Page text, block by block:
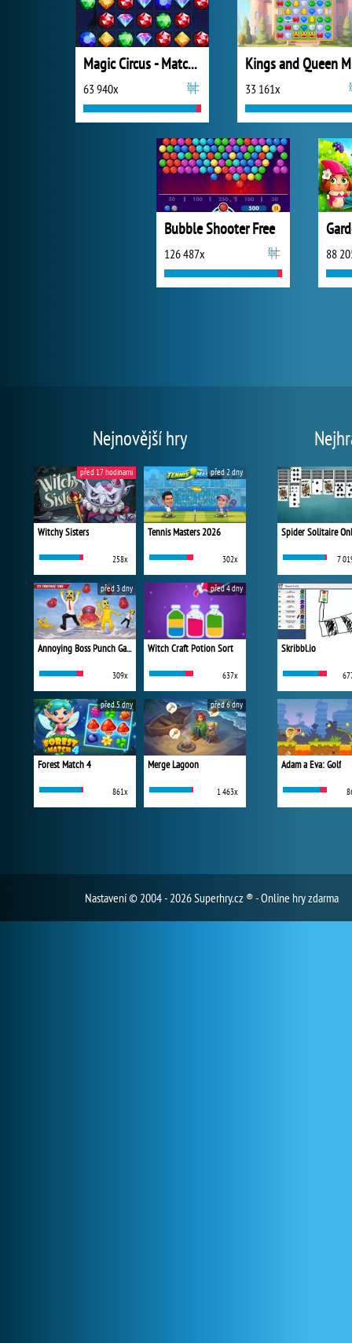
Magic Circus - Match 3
63 940x 33 161x
Bubble Shooter Free
126 487x 88
Nejnovější hry
Witchy Sisters
258x
před 17 hodinami
Tennis Masters 2026
302x
před 2 dny
Annoying Boss Punch Game
309x
před 3 dny
Witch Craft Potion Sort
637x
před 4 dny
Forest Match 4
861x
před 5 dny
Merge Lagoon
1 463x
před 6 dny
Spider Solitaire
7
Skribbl.io
Adam a Eva: Golf
Nastavení© 2004 - 2026 Superhry.cz ® - Online hry zdarma